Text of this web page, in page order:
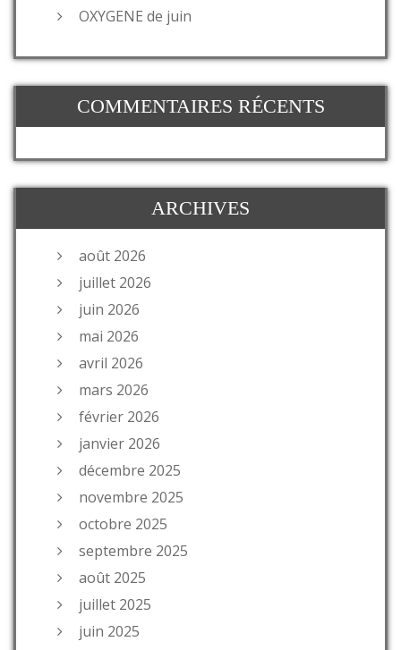
OXYGENE de juin
COMMENTAIRES RÉCENTS
ARCHIVES
août 2026
juillet 2026
juin 2026
mai 2026
avril 2026
mars 2026
février 2026
janvier 2026
décembre 2025
novembre 2025
octobre 2025
septembre 2025
août 2025
juillet 2025
juin 2025